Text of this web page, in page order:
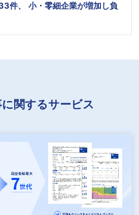
、 小・零細企業が増加し負
関するサービス